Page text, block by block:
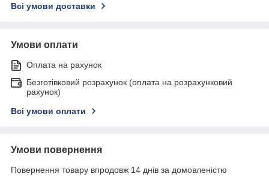
Всі умови доставки
Умови оплати
Оплата на рахунок
Безготівковий розрахунок (оплата на розрахунковий
рахунок)
Всі умови оплати
Умови повернення
Повернення товару впродовж 14 днів за домовленістю